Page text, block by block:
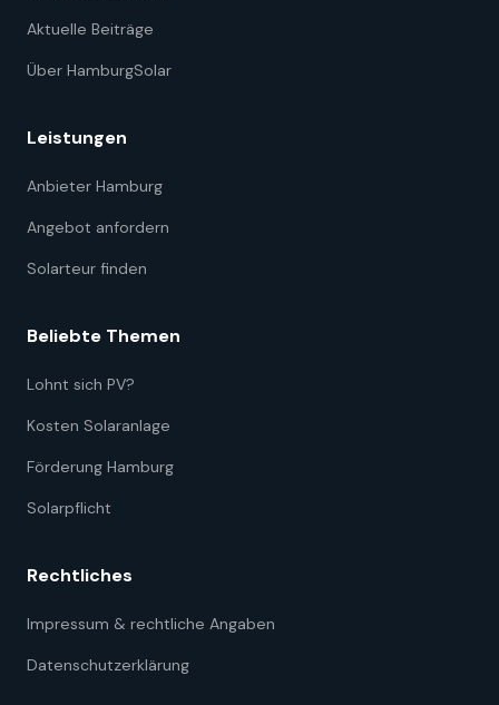
Aktuelle Beiträge
Über HamburgSolar
Leistungen
Anbieter Hamburg
Angebot anfordern
Solarteur finden
Beliebte Themen
Lohnt sich PV?
Kosten Solaranlage
Förderung Hamburg
Solarpflicht
Rechtliches
Impressum & rechtliche Angaben
Datenschutzerklärung